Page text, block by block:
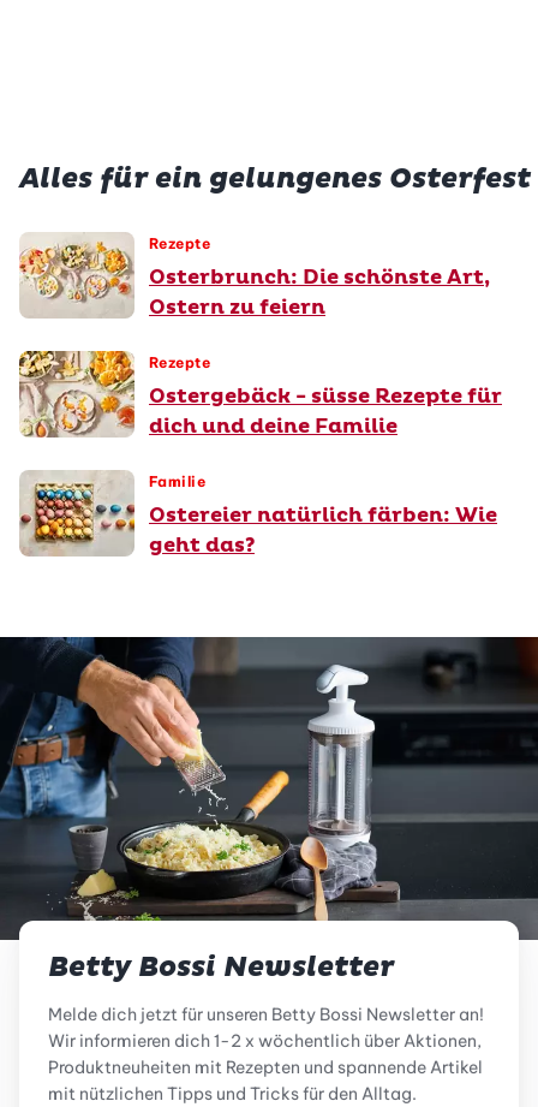
Alles für ein gelungenes Osterfest
Rezepte
Osterbrunch: Die schönste Art,
Ostern zu feiern
Rezepte
Ostergebäck - süsse Rezepte für
dich und deine Familie
Familie
Ostereier natürlich färben: Wie
geht das?
Betty Bossi Newsletter
Melde dich jetzt für unseren Betty Bossi Newsletter an!
Wir informieren dich 1-2 x wöchentlich über Aktionen,
Produktneuheiten mit Rezepten und spannende Artikel
mit nützlichen Tipps und Tricks für den Alltag.